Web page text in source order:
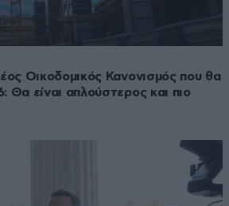
Οικοδομικός Κανονισμός που θα
Θα είναι απλούστερος και πιο